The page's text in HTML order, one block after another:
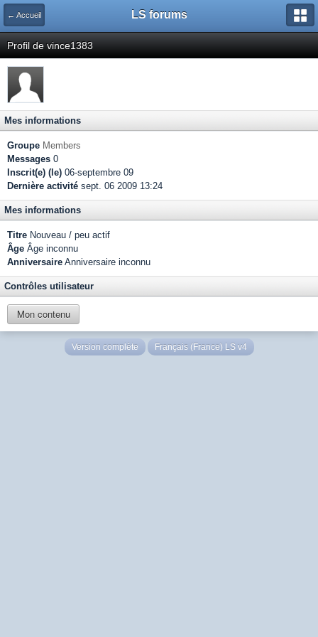
← Accueil LS forums
Profil de vince1383
Mes informations
Groupe Members
Messages 0
Inscrit(e) (le) 06-septembre 09
Dernière activité sept. 06 2009 13:24
Mes informations
Titre Nouveau / peu actif
Âge Âge inconnu
Anniversaire Anniversaire inconnu
Contrôles utilisateur
Mon contenu
Version complète Français (France) LS v4